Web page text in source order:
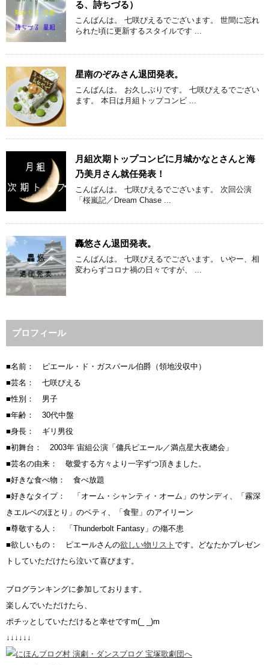
る、詩ちづる）
こんばんは。 七咲ぴえるでございます。 世間に忘れ
られた頃に更新するスタイルです ...
星南のぞみさん退団発表。
こんばんは。 お久しぶりです。 七咲ぴえるでござい
ます。 本日は月組トップコンビ ...
月組次期トップコンビに月城かなとさんと海
乃美月さん就任発表！
こんばんは。 七咲ぴえるでございます。 次回公演
「桜嵐記／Dream Chase ...
轟悠さん退団発表。
こんばんは。 七咲ぴえるでございます。 いやー、相
変わらずコロナ禍の日々ですが、 ...
プロフィール
■名前： ピエール・ド・ガスパール伯爵（領地没収中）
■芸名： 七咲ぴえる
■性別： 男子
■年齢： 30代中盤
■身長： ギリ男役
■初舞台： 2003年 宙組公演「傭兵ピエール／満点星大夜總会」
■芸名の由来： 敬愛する方々より一字ずつ頂きました。
■好きな食べ物： 食べ放題
■好きなタイプ： 「オーム・シャンティ・オーム」のサンディ、「霧深
きエルベのほとり」のベティ、「食聖」のアイリーン
■尊敬する人： 「Thunderbolt Fantasy」の殤不患
■欲しいもの： ピエールさんの欲しい物リスト です。どなたかプレゼン
トしていただけたら泣いて喜びます。
ブログランキングに参加しております。
楽しんでいただけたら、
ポチッとしていただけると幸せですm(_ _)m
↓↓↓↓↓↓